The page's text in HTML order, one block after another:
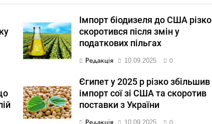
Імпорт біодизеля до США різко
скоротився після змін у
податкових пільгах
Редакція 10.09.2025 0
Єгипет у 2025 р різко збільшив
імпорт сої зі США та скоротив
поставки з України
Редакція 10.09.2025